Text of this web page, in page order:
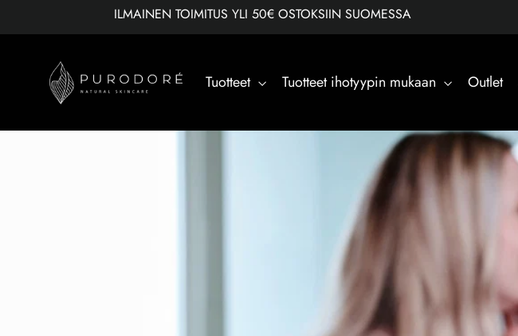
ILMAINEN TOIMITUS YLI 50€ OSTOKSIIN SUOMESSA
Tuotteet Tuotteet ihotyypin mukaan Outlet